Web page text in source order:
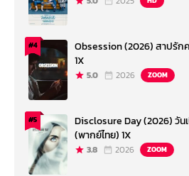
#4
Obsession (2026) สาปรัก
1X
5.0 2026 ZOOM
#5
Disclosure Day (2026) วัน
(พากย์ไทย) 1X
3.8 2026 ZOOM